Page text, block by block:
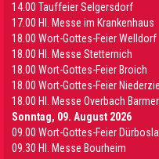
14.00 Tauffeier Selgersdorf
17.00 Hl. Messe im Krankenhaus
18.00 Wort-Gottes-Feier Welldorf
18.00 Hl. Messe Stetternich
18.00 Wort-Gottes-Feier Broich
18.00 Wort-Gottes-Feier
18.00 Hl. Messe Overbach
Sonntag, 09. August 2026
09.00 Wort-Gottes-Feier
09.30 HI. Messe Bourheim